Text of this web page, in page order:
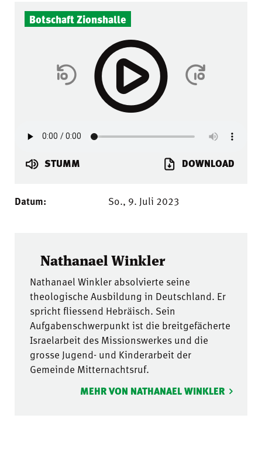
Botschaft Zionshalle
STUMM DOWNLOAD
Datum: So., 9. Juli 2023
Nathanael Winkler
Nathanael Winkler absolvierte seine
theologische Ausbildung in Deutschland. Er
spricht fliessend Hebräisch. Sein
Aufgabenschwerpunkt ist die breitgefächerte
Israelarbeit des Missionswerkes und die
grosse Jugend- und Kinderarbeit der
Gemeinde Mitternachtsruf.
MEHR VON NATHANAEL WINKLER